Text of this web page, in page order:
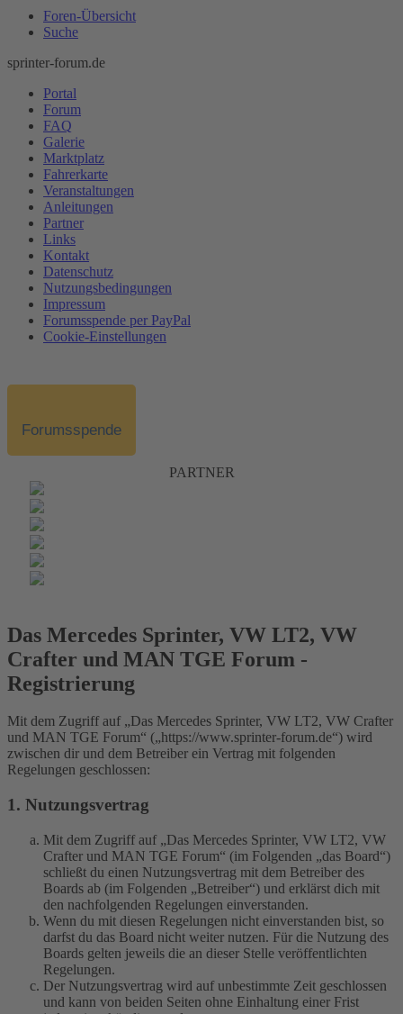
Foren-Übersicht
Suche
sprinter-forum.de
Portal
Forum
FAQ
Galerie
Marktplatz
Fahrerkarte
Veranstaltungen
Anleitungen
Partner
Links
Kontakt
Datenschutz
Nutzungsbedingungen
Impressum
Forumsspende per PayPal
Cookie-Einstellungen
Forumsspende
PARTNER
Das Mercedes Sprinter, VW LT2, VW
Crafter und MAN TGE Forum -
Registrierung
Mit dem Zugriff auf „Das Mercedes Sprinter, VW LT2, VW Crafter
und MAN TGE Forum“ („https://www.sprinter-forum.de“) wird
zwischen dir und dem Betreiber ein Vertrag mit folgenden
Regelungen geschlossen:
1. Nutzungsvertrag
Mit dem Zugriff auf „Das Mercedes Sprinter, VW LT2, VW
Crafter und MAN TGE Forum“ (im Folgenden „das Board“)
schließt du einen Nutzungsvertrag mit dem Betreiber des
Boards ab (im Folgenden „Betreiber“) und erklärst dich mit
den nachfolgenden Regelungen einverstanden.
Wenn du mit diesen Regelungen nicht einverstanden bist, so
darfst du das Board nicht weiter nutzen. Für die Nutzung des
Boards gelten jeweils die an dieser Stelle veröffentlichten
Regelungen.
Der Nutzungsvertrag wird auf unbestimmte Zeit geschlossen
und kann von beiden Seiten ohne Einhaltung einer Frist